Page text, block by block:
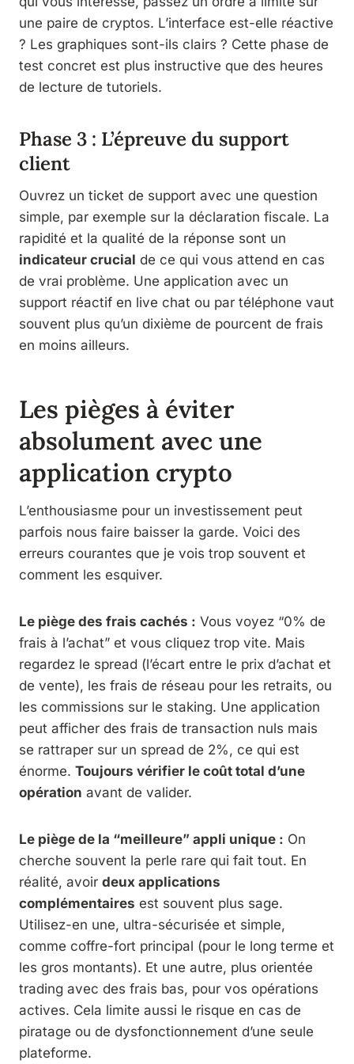
une paire de cryptos. L’interface est-elle réactive
? Les graphiques sont-ils clairs ? Cette phase de
test concret est plus instructive que des heures
de lecture de tutoriels.
Phase 3 : L’épreuve du support
client
Ouvrez un ticket de support avec une question
simple, par exemple sur la déclaration fiscale. La
rapidité et la qualité de la réponse sont un
indicateur crucial de ce qui vous attend en cas
de vrai problème. Une application avec un
support réactif en live chat ou par téléphone vaut
souvent plus qu’un dixième de pourcent de frais
en moins ailleurs.
Les pièges à éviter
absolument avec une
application crypto
L’enthousiasme pour un investissement peut
parfois nous faire baisser la garde. Voici des
erreurs courantes que je vois trop souvent et
comment les esquiver.
Le piège des frais cachés : Vous voyez “0% de
frais à l’achat” et vous cliquez trop vite. Mais
regardez le spread (l’écart entre le prix d’achat et
de vente), les frais de réseau pour les retraits, ou
les commissions sur le staking. Une application
peut afficher des frais de transaction nuls mais
se rattraper sur un spread de 2%, ce qui est
énorme. Toujours vérifier le coût total d’une
opération avant de valider.
Le piège de la “meilleure” appli unique : On
cherche souvent la perle rare qui fait tout. En
réalité, avoir deux applications
complémentaires est souvent plus sage.
Utilisez-en une, ultra-sécurisée et simple,
comme coffre-fort principal (pour le long terme et
les gros montants). Et une autre, plus orientée
trading avec des frais bas, pour vos opérations
actives. Cela limite aussi le risque en cas de
piratage ou de dysfonctionnement d’une seule
plateforme.